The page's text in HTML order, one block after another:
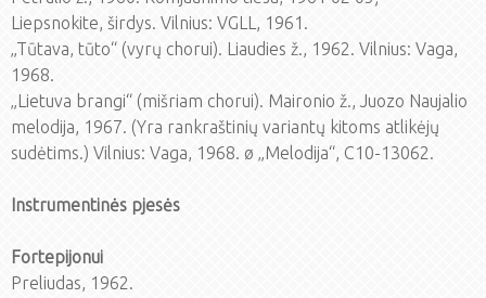
Liepsnokite, širdys. Vilnius: VGLL, 1961.
„Tūtava, tūto“ (vyrų chorui). Liaudies ž., 1962. Vilnius: Vaga,
1968.
„Lietuva brangi“ (mišriam chorui). Maironio ž., Juozo Naujalio
melodija, 1967. (Yra rankraštinių variantų kitoms atlikėjų
sudėtims.) Vilnius: Vaga, 1968. ø „Melodija“, C10-13062.
Instrumentinės pjesės
Fortepijonui
Preliudas, 1962.